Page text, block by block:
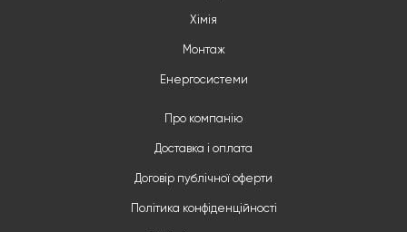
Хімія
Монтаж
Енергосистеми
Про компанію
Доставка і оплата
Договір публічної оферти
Політика конфіденційності